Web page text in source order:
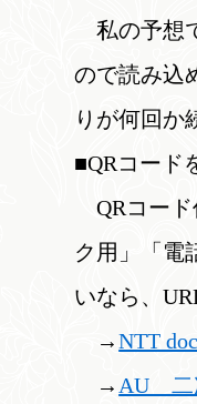
私の予想
ので読み込
りが何回か
■QRコード
QRコード
ク用」「電
いなら、
→NTT
→ AU 二